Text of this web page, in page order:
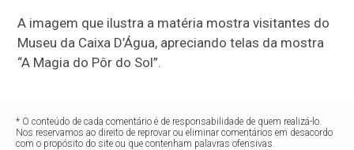
A imagem que ilustra a matéria mostra visitantes do
Museu da Caixa D’Água, apreciando telas da mostra
“A Magia do Pôr do Sol”.
* O conteúdo de cada comentário é de responsabilidade de quem realizá-lo.
Nos reservamos ao direito de reprovar ou eliminar comentários em desacordo
com o propósito do site ou que contenham palavras ofensivas.